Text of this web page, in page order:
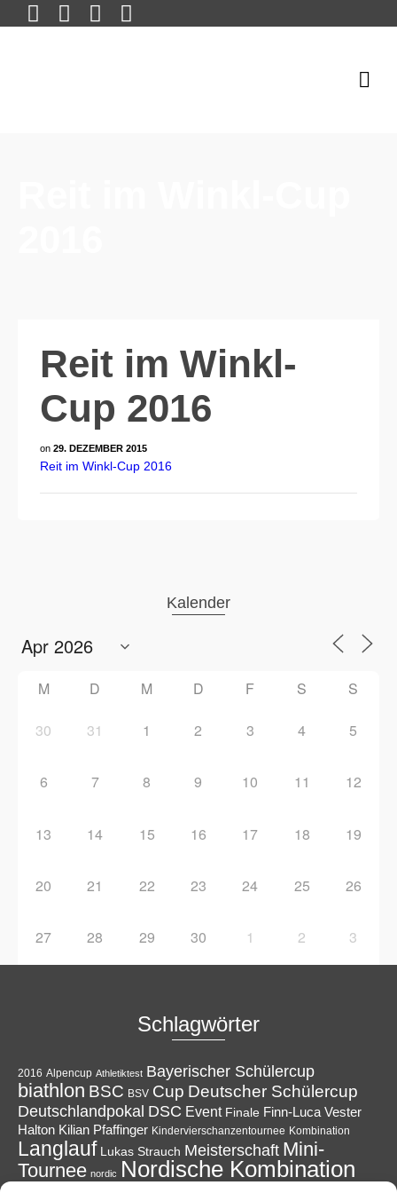
Reit im Winkl-
Cup 2016
on 29. DEZEMBER 2015
Reit im Winkl-Cup 2016
Kalender
M D M D F S S
30 31 1 2 3 4 5
6 7 8 9 10 11 12
13 14 15 16 17 18 19
20 21 22 23 24 25 26
27 28 29 30 1 2 3
Schlagwörter
2016 Alpencup Athletiktest Bayerischer Schülercup
biathlon BSC BSV Cup Deutscher Schülercup
Deutschlandpokal DSC Event Finale Finn-Luca Vester
Halton Kilian Pfaffinger Kindervierschanzentournee Kombination
Langlauf Lukas Strauch Meisterschaft Mini-
Tournee nordic Nordische Kombination